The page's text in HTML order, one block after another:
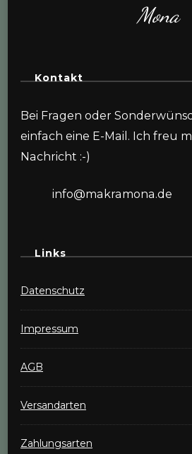
Mona
Kontakt
Bei Fragen oder
einfach eine E-Mail. Ich freu
Nachricht :-)
info@makramona.de
Links
Datenschutz
Impressum
AGB
Versandarten
Zahlungsarten